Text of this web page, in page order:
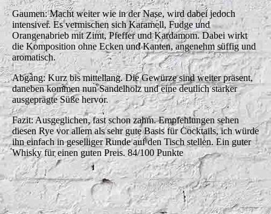
Gaumen: Macht weiter wie in der Nase, wird dabei jedoch
intensiver. Es vermischen sich Karamell, Fudge und
Orangenabrieb mit Zimt, Pfeffer und Kardamom. Dabei wirkt
die Komposition ohne Ecken und Kanten, angenehm süffig und
aromatisch.
Abgang: Kurz bis mittellang. Die Gewürze sind weiter präsent,
daneben kommen nun Sandelholz und eine deutlich stärker
ausgeprägte Süße hervor.
Fazit: Ausgeglichen, fast schon zahm. Empfehlungen sehen
diesen Rye vor allem als sehr gute Basis für Cocktails, ich würde
ihn einfach in geselliger Runde auf den Tisch stellen. Ein guter
Whisky für einen guten Preis. 84/100 Punkte